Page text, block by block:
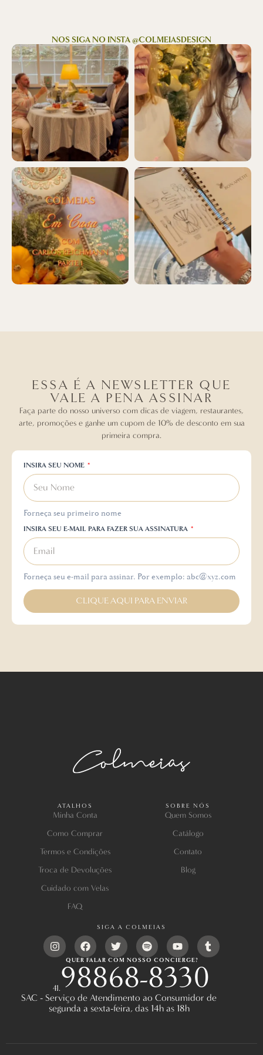
NOS SIGA NO INSTA @COLMEIASDESIGN
ESSA É A NEWSLETTER QUE
VALE A PENA ASSINAR
Faça parte do nosso universo com dicas de viagem, restaurantes,
arte, promoções e ganhe um cupom de 10% de desconto em sua
primeira compra.
INSIRA SEU NOME
Forneça seu primeiro nome
INSIRA SEU E-MAIL PARA FAZER SUA ASSINATURA
Forneça seu e-mail para assinar. Por exemplo: abc@xyz.com
CLIQUE AQUI PARA ENVIAR
SOBRE NÓS
Quem Somos
Catálogo
Contato
Blog
ATALHOS
Minha Conta
Como Comprar
Termos e Condições
Troca de Devoluções
Cuidado com Velas
FAQ
QUER FALAR COM NOSSO CONCIERGE?
41.98868-8330
SAC - Serviço de Atendimento ao Consumidor de
segunda a sexta-feira, das 14h as 18h
SIGA A COLMEIAS